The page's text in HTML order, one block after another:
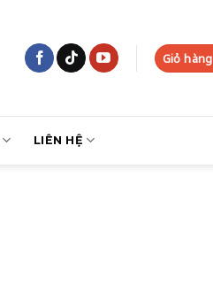
Giỏ hàng
LIÊN HỆ